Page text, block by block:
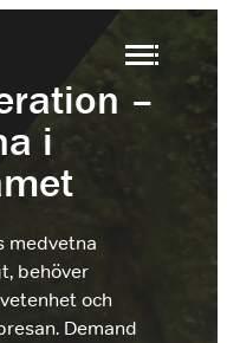
säljare B2B.
attrahera
marknad eller
–
i
medvetna
behöver
och
Demand